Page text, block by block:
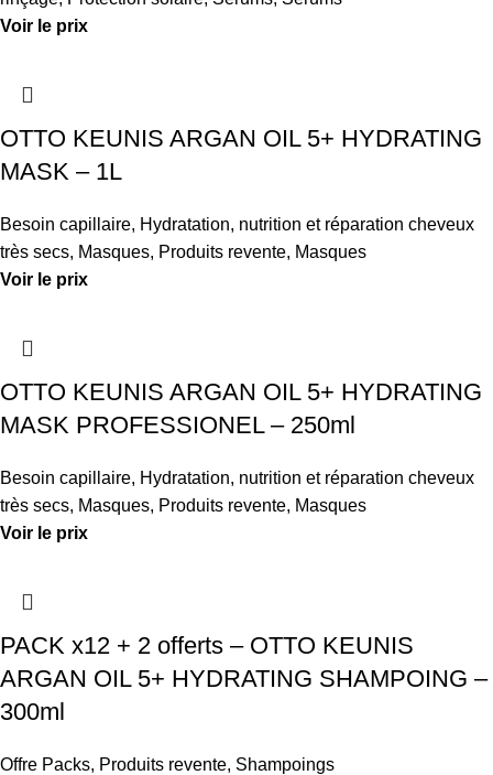
Voir le prix
OTTO KEUNIS ARGAN OIL 5+ HYDRATING
MASK – 1L
Besoin capillaire, Hydratation, nutrition et réparation cheveux
très secs, Masques, Produits revente, Masques
Voir le prix
OTTO KEUNIS ARGAN OIL 5+ HYDRATING
MASK PROFESSIONEL – 250ml
Besoin capillaire, Hydratation, nutrition et réparation cheveux
très secs, Masques, Produits revente, Masques
Voir le prix
PACK x12 + 2 offerts – OTTO KEUNIS
ARGAN OIL 5+ HYDRATING SHAMPOING –
300ml
Offre Packs, Produits revente, Shampoings